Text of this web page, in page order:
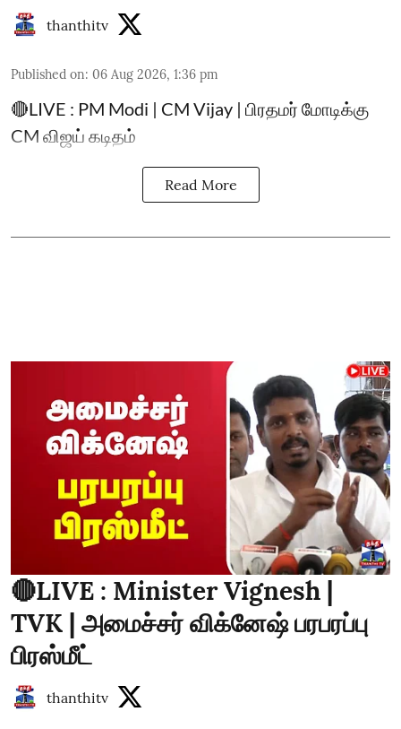
thanthitv
Published on: 06 Aug 2026, 1:36 pm
🔴LIVE : PM Modi | CM Vijay | பிரதமர் மோடிக்கு
CM விஜய் கடிதம்
Read More
🔴LIVE : Minister Vignesh |
TVK | அமைச்சர் விக்னேஷ் பரபரப்பு
பிரஸ்மீட்
thanthitv